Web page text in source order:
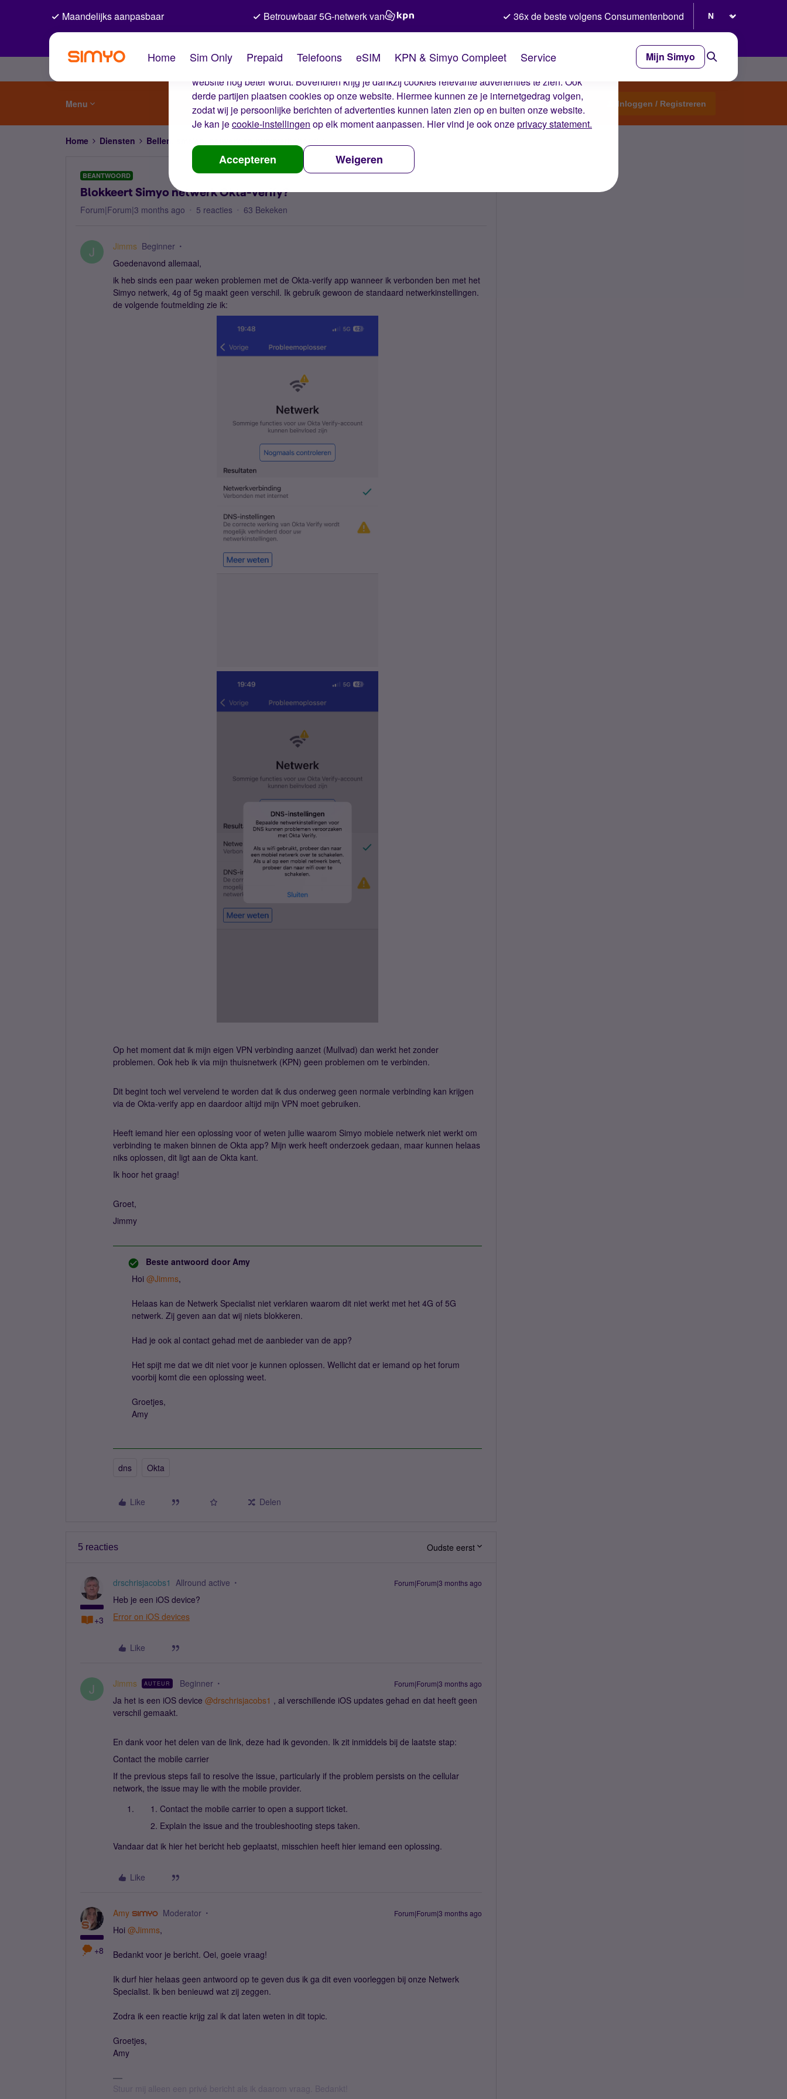
De cookies van Simyo
Wij gebruiken cookies op onze website. Met deze cookies zorgen wij ervoor dat je ervaring op de
website nog beter wordt. Bovendien krijg je dankzij cookies relevante advertenties te zien. Ook
derde partijen plaatsen cookies op onze website. Hiermee kunnen ze je internetgedrag volgen,
zodat wij je persoonlijke berichten of advertenties kunnen laten zien op en buiten onze website.
Je kan jecookie-instellingen op elk moment aanpassen. Hier vind je ook onzeprivacy statement.
Accepteren Weigeren
Maandelijks aanpasbaar Betrouwbaar 5G-netwerk van 36x de beste volgens Consumentenbond
Home Sim Only Prepaid Telefoons eSIM KPN & Simyo Compleet Service Mijn Simyo
Menu Start een topic Inloggen / Registreren
Home Diensten Bellen, sms'en, netwerk en nummerbehoud
BEANTWOORD
Blokkeert Simyo netwerk Okta-verify?
Forum|Forum|3 months ago 5 reacties 63 Bekeken
J Jimms Beginner
Goedenavond allemaal,
ik heb sinds een paar weken problemen met de Okta-verify app wanneer ik verbonden ben met het
Simyo netwerk, 4g of 5g maakt geen verschil. Ik gebruik gewoon de standaard netwerkinstellingen.
de volgende foutmelding zie ik:
Op het moment dat ik mijn eigen VPN verbinding aanzet (Mullvad) dan werkt het zonder
problemen. Ook heb ik via mijn thuisnetwerk (KPN) geen problemen om te verbinden.
Dit begint toch wel vervelend te worden dat ik dus onderweg geen normale verbinding kan krijgen
via de Okta-verify app en daardoor altijd mijn VPN moet gebruiken.
Heeft iemand hier een oplossing voor of weten jullie waarom Simyo mobiele netwerk niet werkt om
verbinding te maken binnen de Okta app? Mijn werk heeft onderzoek gedaan, maar kunnen helaas
niks oplossen, dit ligt aan de Okta kant.
Ik hoor het graag!
Groet,
Jimmy
Beste antwoord door Amy
Hoi ​ @Jimms,
Helaas kan de Netwerk Specialist niet verklaren waarom dit niet werkt met het 4G of 5G
netwerk. Zij geven aan dat wij niets blokkeren.
Had je ook al contact gehad met de aanbieder van de app?
Het spijt me dat we dit niet voor je kunnen oplossen. Wellicht dat er iemand op het forum
voorbij komt die een oplossing weet.
Groetjes,
Amy
dns Okta
Like Delen
5 reacties Oudste eerst
+3
drschrisjacobs1 Allround active Forum|Forum|3 months ago
Heb je een iOS device?
Error on iOS devices
Like
J Jimms AUTEUR Beginner Forum|Forum|3 months ago
Ja het is een iOS device ​ @drschrisjacobs1 , al verschillende iOS updates gehad en dat heeft geen
verschil gemaakt.
En dank voor het delen van de link, deze had ik gevonden. Ik zit inmiddels bij de laatste stap:
Contact the mobile carrier
If the previous steps fail to resolve the issue, particularly if the problem persists on the cellular
network, the issue may lie with the mobile provider.
Contact the mobile carrier to open a support ticket.
Explain the issue and the troubleshooting steps taken.
Vandaar dat ik hier het bericht heb geplaatst, misschien heeft hier iemand een oplossing.
Like
+8
Amy Moderator Forum|Forum|3 months ago
Hoi ​ @Jimms,
Bedankt voor je bericht. Oei, goeie vraag!
Ik durf hier helaas geen antwoord op te geven dus ik ga dit even voorleggen bij onze Netwerk
Specialist. Ik ben benieuwd wat zij zeggen.
Zodra ik een reactie krijg zal ik dat laten weten in dit topic.
Groetjes,
Amy
Stuur mij alleen een privé bericht als ik daarom vraag. Bedankt!